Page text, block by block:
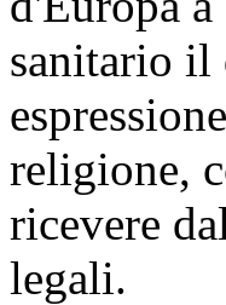
sanitario il
religione,
ricevere
legali.